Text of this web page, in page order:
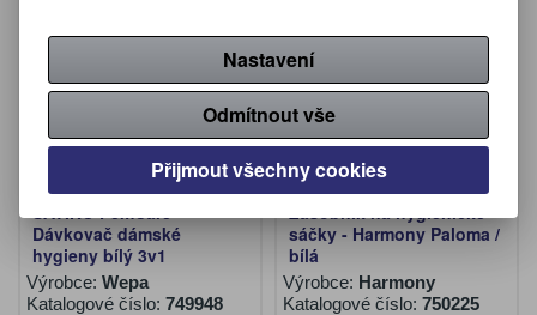
SATINO FemCare
Dávkovač dámské
hygieny bílý 3v1
Výrobce: Wepa
Katalogové číslo: 749948
Zásobník na hygienické
sáčky - Harmony Paloma /
bílá
Výrobce: Harmony
Katalogové číslo: 750225
Nastavení
Odmítnout vše
Přijmout všechny cookies